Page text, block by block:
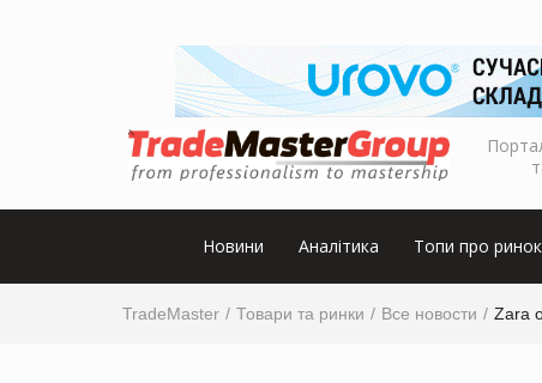
Новини Аналітика Топи про ринок
TradeMaster Товари та ринки Все новости Zara